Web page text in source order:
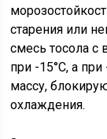
старения или
смесь тосола с
при -15°C, а
массу,
охлаждения.